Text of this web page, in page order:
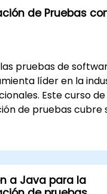
de Pruebas con
pruebas de
líder en la
Este curso de
de pruebas cubre
parametrizadas,
pruebas de
API a través de
a convertir
a Java para la